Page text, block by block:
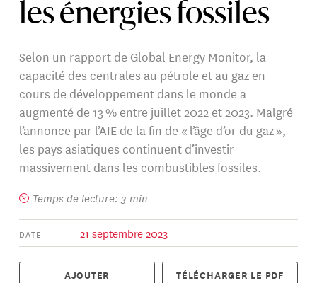
les énergies fossiles
Selon un rapport de Global Energy Monitor, la
capacité des centrales au pétrole et au gaz en
cours de développement dans le monde a
augmenté de 13 % entre juillet 2022 et 2023. Malgré
l’annonce par l’AIE de la fin de « l’âge d’or du gaz »,
les pays asiatiques continuent d’investir
massivement dans les combustibles fossiles.
Temps de lecture: 3 min
DATE 21 septembre 2023
AJOUTER TÉLÉCHARGER LE PDF